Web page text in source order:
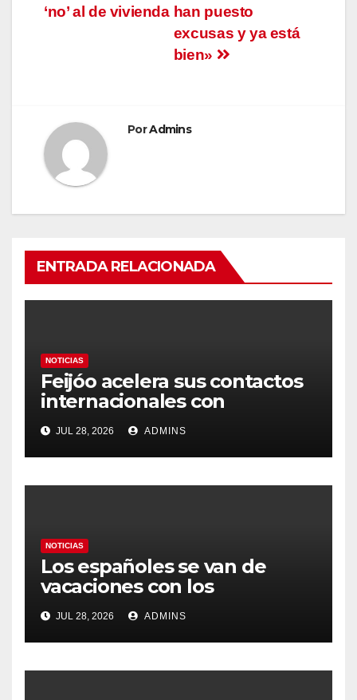
han puesto
excusas y ya está
bien»
‘no’ al de vivienda
PorAdmins
ENTRADA RELACIONADA
NOTICIAS
Feijóo acelera sus contactos
internacionales con
Latinoamérica como socio
prioritario en su agenda de
gobierno
JUL 28, 2026 ADMINS
NOTICIAS
Los españoles se van de
vacaciones con los
carburantes hasta un 21%
más caros que el año pasado
y los hoteles disparados
JUL 28, 2026 ADMINS